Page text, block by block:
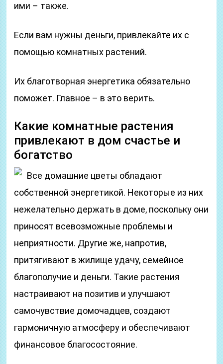
ими – также.
Если вам нужны деньги, привлекайте их с
помощью комнатных растений.
Их благотворная энергетика обязательно
поможет. Главное – в это верить.
Какие комнатные растения
привлекают в дом счастье и
богатство
Все домашние цветы обладают
собственной энергетикой. Некоторые из них
нежелательно держать в доме, поскольку они
приносят всевозможные проблемы и
неприятности. Другие же, напротив,
притягивают в жилище удачу, семейное
благополучие и деньги. Такие растения
настраивают на позитив и улучшают
самочувствие домочадцев, создают
гармоничную атмосферу и обеспечивают
финансовое благосостояние.